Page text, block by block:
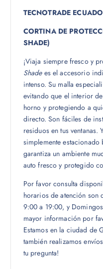
TECNOTRADE
CORTINA DE
SHADE)
¡Viaja siempre fresco y
Shadees el accesorio
intenso. Su malla
evitando que el interior
horno y protegiendo a
directo. Son fáciles de
residuos en tus
simplemente
garantiza un ambiente
auto fresco y protegido
Por favor consulta
horarios de atención son
9:00 a 19:00, y
mayor información por
Estamos en la ciudad de
también realizamos
tu pregunta!